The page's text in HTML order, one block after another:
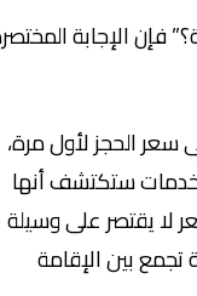
الإجابة المختصرة
الحجز لأول مرة،
ستكتشف أنها
يقتصر على وسيلة
بين الإقامة